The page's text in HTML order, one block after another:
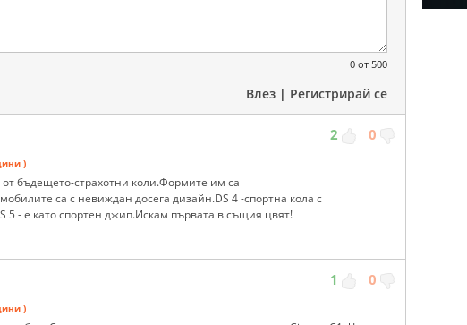
0 от 500
Влез | Регистрирай се
2 0
)
бъдещето-страхотни коли.Формите им са
са с невиждан досега дизайн.DS 4 -спортна кола с
5 - е като спортен джип.Искам първата в същия цвят!
1 0
)